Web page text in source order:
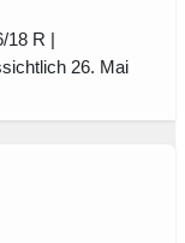
18 R |
26. Mai